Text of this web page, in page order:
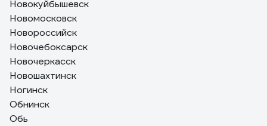
Новокуйбышевск
Новомосковск
Новороссийск
Новочебоксарск
Новочеркасск
Новошахтинск
Ногинск
Обнинск
Обь